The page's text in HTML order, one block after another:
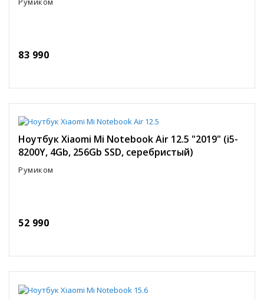
83 990
Ноутбук Xiaomi Mi Notebook Air 12.5 "2019" (i5-
8200Y, 4Gb, 256Gb SSD, серебристый)
Румиком
52 990